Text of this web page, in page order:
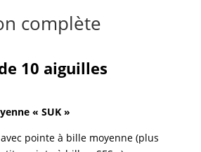
complète
10 aiguilles
« SUK »
pointe à bille moyenne (plus